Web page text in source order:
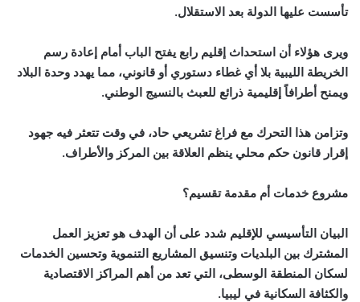
تأسست عليها الدولة بعد الاستقلال.
ويرى هؤلاء أن استحداث إقليم رابع يفتح الباب أمام إعادة رسم
الخريطة الليبية بلا أي غطاء دستوري أو قانوني، مما يهدد وحدة البلاد
ويمنح أطرافاً إقليمية ذرائع للعبث بالنسيج الوطني.
وتزامن هذا التحرك مع فراغ تشريعي حاد، في وقت تتعثر فيه جهود
إقرار قانون حكم محلي ينظم العلاقة بين المركز والأطراف.
مشروع خدمات أم مقدمة تقسيم؟
البيان التأسيسي للإقليم شدد على أن الهدف هو تعزيز العمل
المشترك بين البلديات وتنسيق المشاريع التنموية وتحسين الخدمات
لسكان المنطقة الوسطى، التي تعد من أهم المراكز الاقتصادية
والكثافة السكانية في ليبيا.